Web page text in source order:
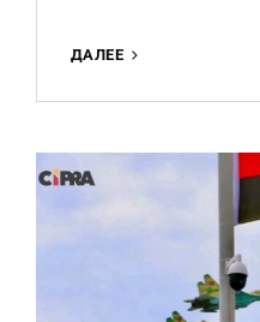
ДАЛЕЕ
КОМПЛЕКСА
ПРЕЗИДЕНТА
МОЗАМБИКА
МБУЗИНИ